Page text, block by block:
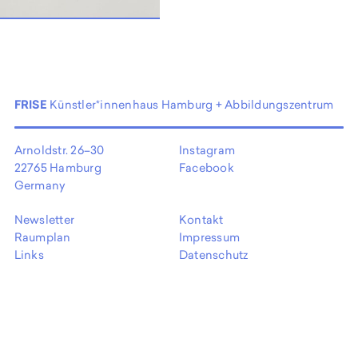
FRISE Künstler*innenhaus Hamburg + Abbildungszentrum
Arnoldstr. 26–30
22765 Hamburg
Germany
Instagram
Facebook
Newsletter
Raumplan
Links
Kontakt
Impressum
Datenschutz